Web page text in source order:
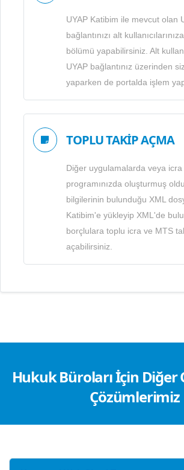
UYAP Katibim ile mevcut olan
bağlantınızı alt
bölümü yapabilirsiniz. Alt
UYAP bağlantınız üzerinden
yaparken de portalda işlem
TOPLU TAKİP AÇMA
Diğer uygulamalarda veya icra
programınızda oluşturmuş
bilgilerinin bulunduğu XML
Katibim'e yükleyip XML'de
borçlulara toplu icra ve MTS
açabilirsiniz.
Hukuk Büroları İçin
Çözümlerimiz